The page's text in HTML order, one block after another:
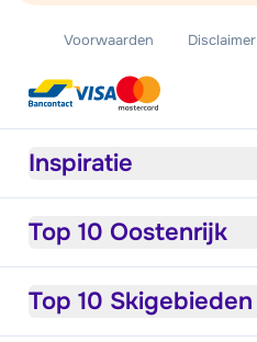
Voorwaarden Disclaimer
Inspiratie
Top 10 Oostenrijk
Top 10 Skigebieden